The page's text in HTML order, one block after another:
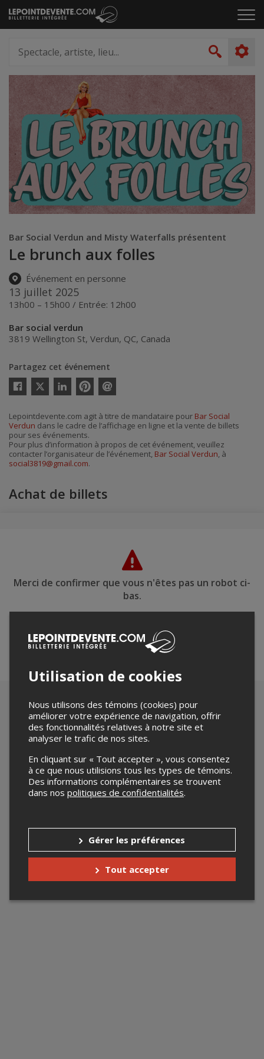
Passer
au
le
artiste,
lieu...
Bar Social Verdun and Misty Waterfalls présentent
Le brunch aux folles
Événement en personne
13 juillet 2025
13h00 – 15h00 / Entrée: 12h00
Bar social verdun
3819 Wellington St, Verdun, QC, Canada
Partagez cet événement
Twitter
courriel
Lepointdevente.com agit à titre de mandataire pour Bar Social
Verdun dans le cadre de l’affichage en ligne et la vente de billets
pour ses événements.
Pour plus d’information à propos de cet événement, veuillez
contacter l’organisateur de l’événement, Bar Social Verdun, à
social3819@gmail.com.
Achat de billets
Merci de confirmer que vous n'êtes pas un robot ci-
bas.
Utilisation de cookies
Nous utilisons des témoins (cookies) pour
améliorer votre expérience de navigation, offrir
des fonctionnalités relatives à notre site et
analyser le trafic de nos sites.
En cliquant sur « Tout accepter », vous consentez
à ce que nous utilisions tous les types de témoins.
Des informations complémentaires se trouvent
dans nos politiques de confidentialités.
Gérer les préférences
Tout accepter